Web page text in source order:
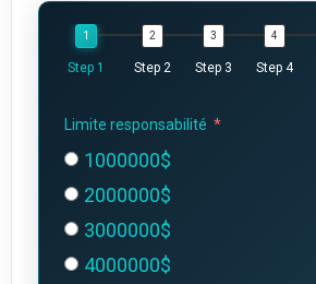
Step 1 Step 2 Step 3 Step 4
Limite responsabilité
1000000$
2000000$
3000000$
4000000$